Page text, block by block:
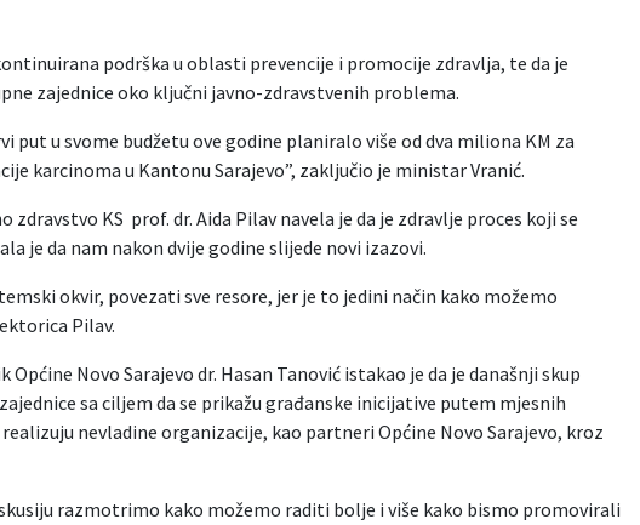
podrška u oblasti prevencije i promocije zdravlja, te da je
zajednice oko ključni javno-zdravstvenih problema.
put u svome budžetu ove godine planiralo više od dva miliona KM za
karcinoma u Kantonu Sarajevo”, zaključio je ministar Vranić.
zdravstvo KS prof. dr. Aida Pilav navela je da je zdravlje proces koji se
je da nam nakon dvije godine slijede novi izazovi.
okvir, povezati sve resore, jer je to jedini način kako možemo
Pilav.
Općine Novo Sarajevo dr. Hasan Tanović istakao je da je današnji skup
sa ciljem da se prikažu građanske inicijative putem mjesnih
nevladine organizacije, kao partneri Općine Novo Sarajevo, kroz
razmotrimo kako možemo raditi bolje i više kako bismo promovirali